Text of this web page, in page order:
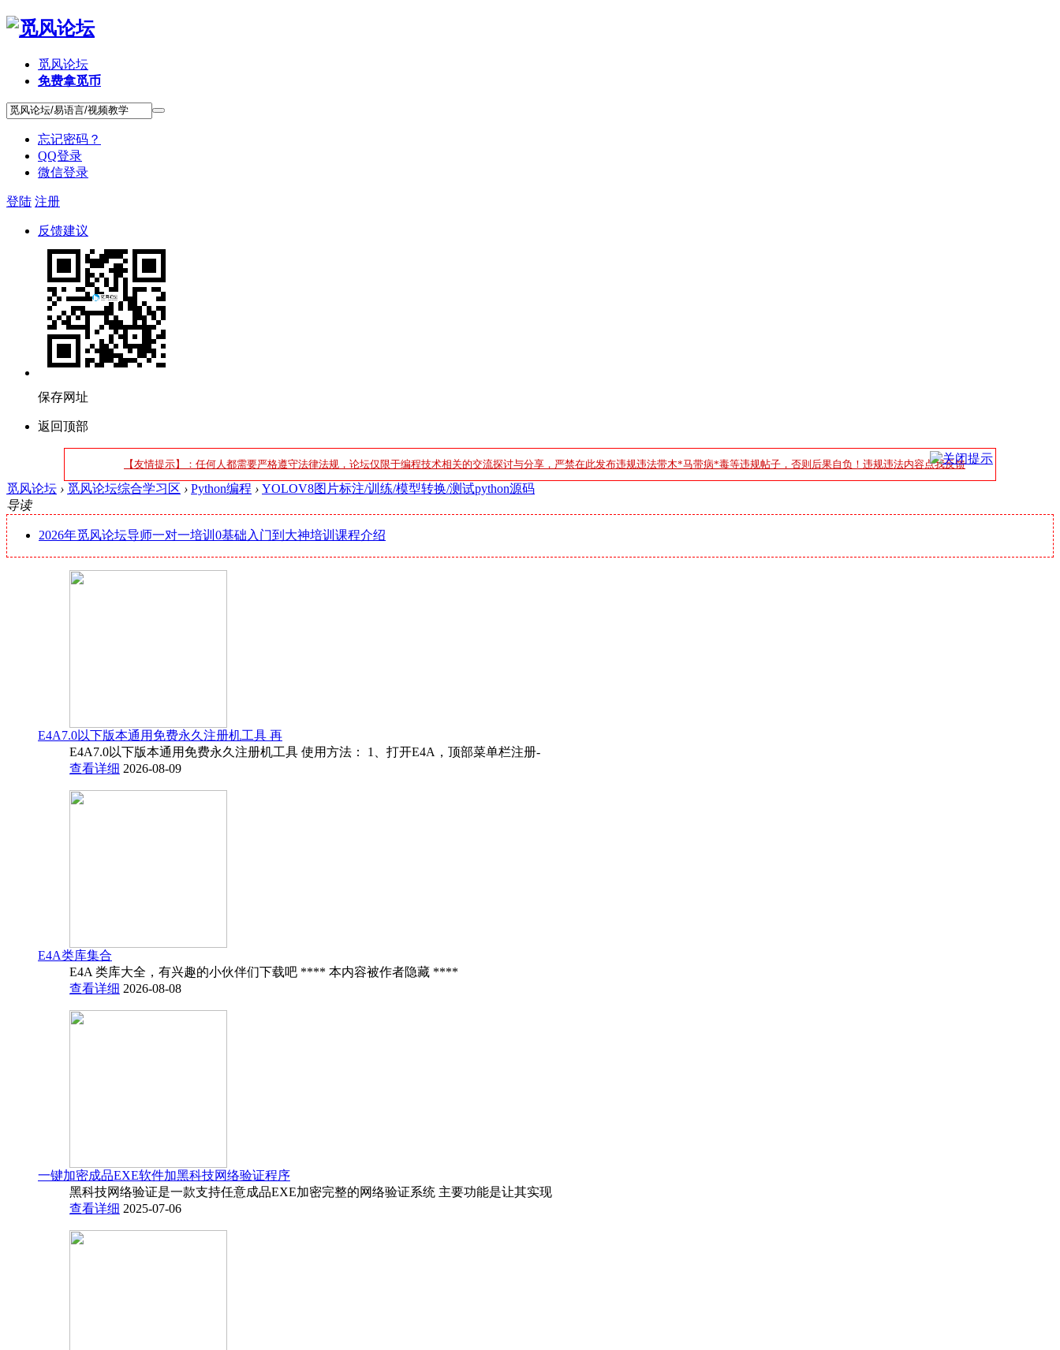
觅风论坛
免费拿觅币
忘记密码？
QQ登录
微信登录
登陆 注册
反馈建议
保存网址
返回顶部
【友情提示】：任何人都需要严格遵守法律法规，论坛仅限于编程技术相关的交流探讨与分享，严禁在此发布违规违法带木*马带病*毒等违规帖子，否则后果自负！违规违法内容点我反馈
觅风论坛 › 觅风论坛综合学习区 › Python编程 › YOLOV8图片标注/训练/模型转换/测试python源码
导读
2026年觅风论坛导师一对一培训0基础入门到大神培训课程介绍
E4A7.0以下版本通用免费永久注册机工具 再
E4A7.0以下版本通用免费永久注册机工具 使用方法： 1、打开E4A，顶部菜单栏注册-
查看详细 2026-08-09
E4A类库集合
E4A 类库大全，有兴趣的小伙伴们下载吧 **** 本内容被作者隐藏 ****
查看详细 2026-08-08
一键加密成品EXE软件加黑科技网络验证程序
黑科技网络验证是一款支持任意成品EXE加密完整的网络验证系统 主要功能是让其实现
查看详细 2025-07-06